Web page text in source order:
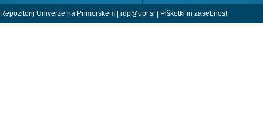
Repozitorij Univerze na Primorskem | rup@upr.si | Piškotki in zasebnost